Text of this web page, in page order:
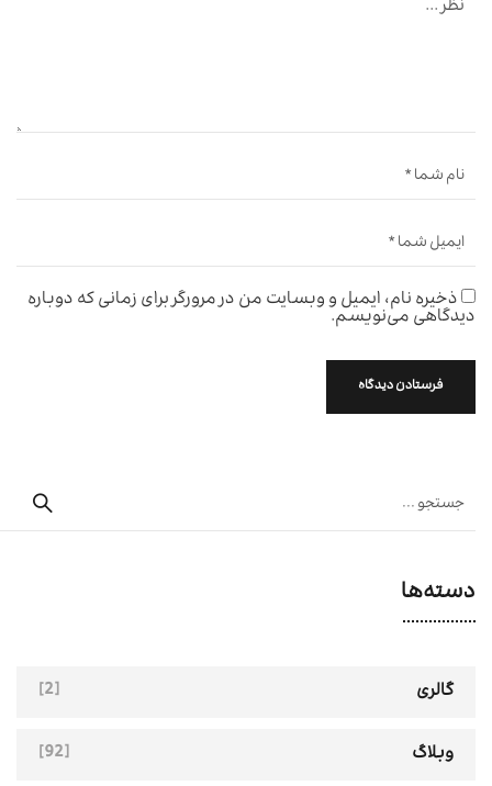
ذخیره نام، ایمیل و وبسایت من در مرورگر برای زمانی که دوباره
دیدگاهی می‌نویسم.
دسته‌ها
گالری [2]
وبلاگ [92]